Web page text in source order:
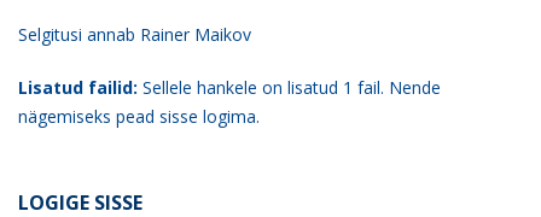
Selgitusi annab Rainer Maikov
Lisatud failid: Sellele hankele on lisatud 1 fail. Nende
nägemiseks pead sisse logima.
LOGIGE SISSE